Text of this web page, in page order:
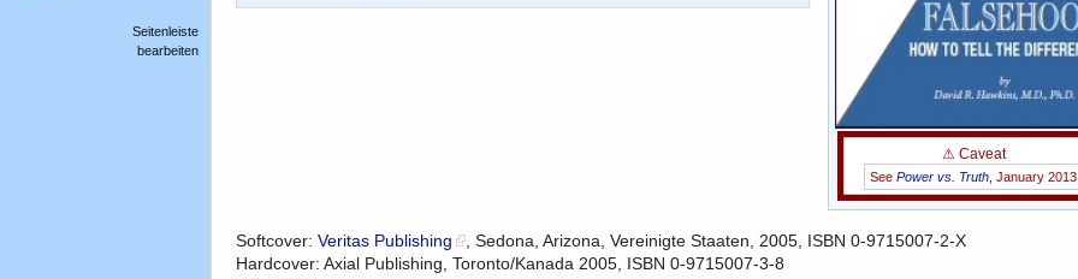
Seitenleiste
bearbeiten
⚠ Caveat
SeePower vs. Truth , January 2013
Softcover: Veritas Publishing
, Sedona, Arizona, Vereinigte Staaten, 2005, ISBN 0-9715007-2-X
Hardcover: Axial Publishing, Toronto/Kanada 2005, ISBN 0-9715007-3-8